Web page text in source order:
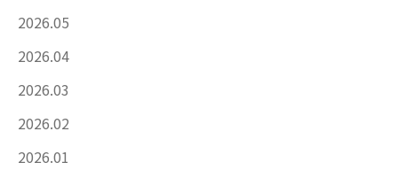
2026.05
2026.04
2026.03
2026.02
2026.01